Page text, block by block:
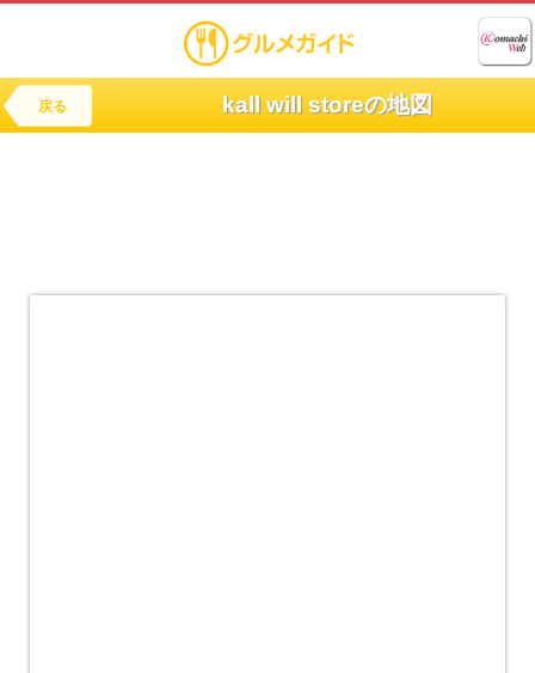
戻る kall will storeの地図